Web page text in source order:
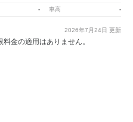
- 車高 -
2026年7月24日 更新
金の適用はありません。